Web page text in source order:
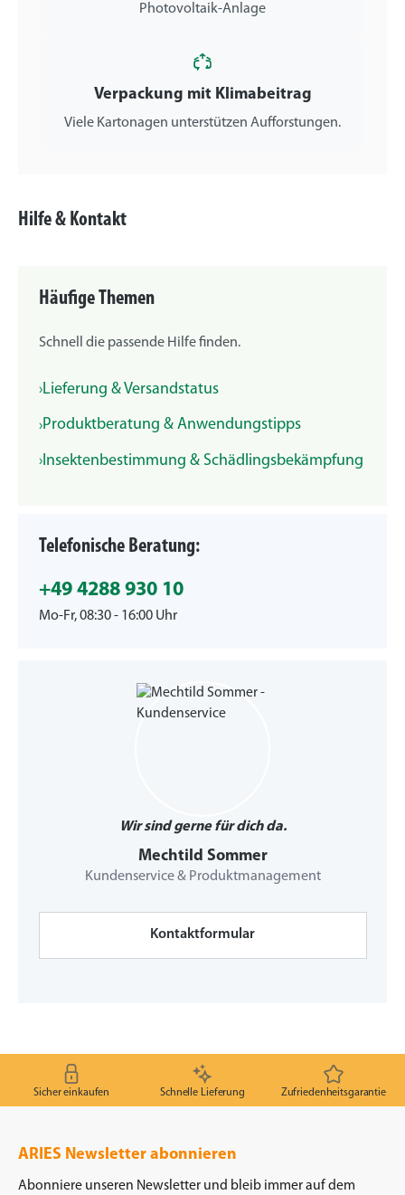
Photovoltaik-Anlage
Verpackung mit Klimabeitrag
Viele Kartonagen unterstützen Aufforstungen.
Hilfe & Kontakt
Häufige Themen
Schnell die passende Hilfe finden.
Lieferung & Versandstatus
Produktberatung & Anwendungstipps
Insektenbestimmung & Schädlingsbekämpfung
Telefonische Beratung:
+49 4288 930 10
Mo-Fr, 08:30 - 16:00 Uhr
Wir sind gerne für dich da.
Mechtild Sommer
Kundenservice & Produktmanagement
Kontaktformular
Sicher einkaufen Schnelle Lieferung Zufriedenheitsgarantie
ARIES Newsletter abonnieren
Abonniere unseren Newsletter und bleib immer auf dem